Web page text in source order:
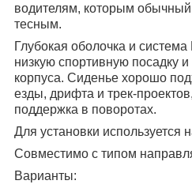
водителям, которым
тесным.
Глубокая оболочка и
низкую спортивную посадку
корпуса. Сиденье хорошо
езды, дрифта и трек-
поддержка в поворотах.
Для установки
Совместимо с типом
Варианты: